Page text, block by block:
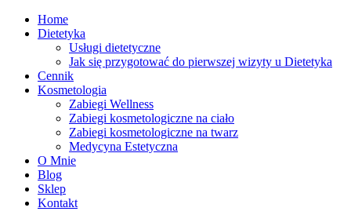
Home
Dietetyka
Usługi dietetyczne
Jak się przygotować do pierwszej wizyty u Dietetyka
Cennik
Kosmetologia
Zabiegi Wellness
Zabiegi kosmetologiczne na ciało
Zabiegi kosmetologiczne na twarz
Medycyna Estetyczna
O Mnie
Blog
Sklep
Kontakt